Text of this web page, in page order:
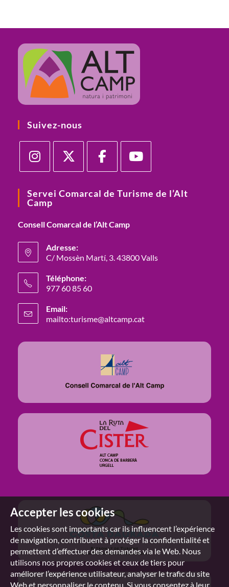
Accepter les cookies
Les cookies sont importants car ils influencent l’expérience
de navigation, contribuent à protéger la confidentialité et
permettent d’effectuer des demandes via le Web. Nous
utilisons nos propres cookies et ceux de tiers pour
améliorer l’expérience utilisateur, analyser le trafic du site
Web et personnaliser le contenu. Si vous consentez à leur
Suivez-nous
Servei Comarcal de Turisme de l’Alt
Camp
Consell Comarcal de l’Alt Camp
Adresse:
C/ Mossèn Martí, 3. 43800 Valls
Téléphone:
977 60 85 60
Email:
mailto:turisme@altcamp.cat